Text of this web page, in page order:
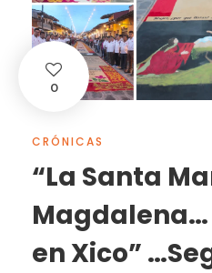
0
CRÓNICAS
“La Santa
Magdalena…
en Xico”